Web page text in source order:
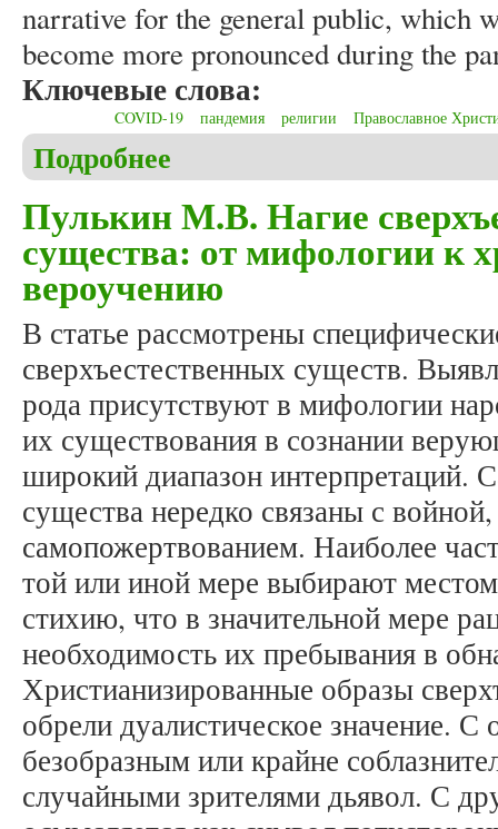
narrative for the general public, which
become more pronounced during the
Ключевые слова:
COVID-19 пандемия религии Православное
Подробнее
Пулькин М.В. Нагие
существа: от мифологии к
вероучению
В статье рассмотрены
сверхъестественных существ.
рода присутствуют в мифологии
их существования в сознании
широкий диапазон интерпретаций.
существа нередко связаны с
самопожертвованием. Наиболее
той или иной мере выбирают
стихию, что в значительной мере
необходимость их пребывания в
Христианизированные образы
обрели дуалистическое значение.
безобразным или крайне
случайными зрителями дьявол. С